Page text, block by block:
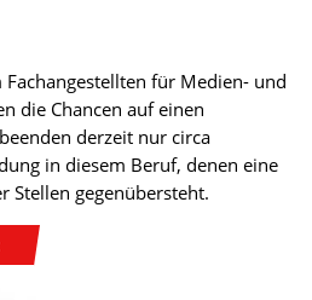
für Medien- und
die Chancen auf einen
derzeit nur circa
in diesem Beruf, denen eine
Stellen gegenübersteht.